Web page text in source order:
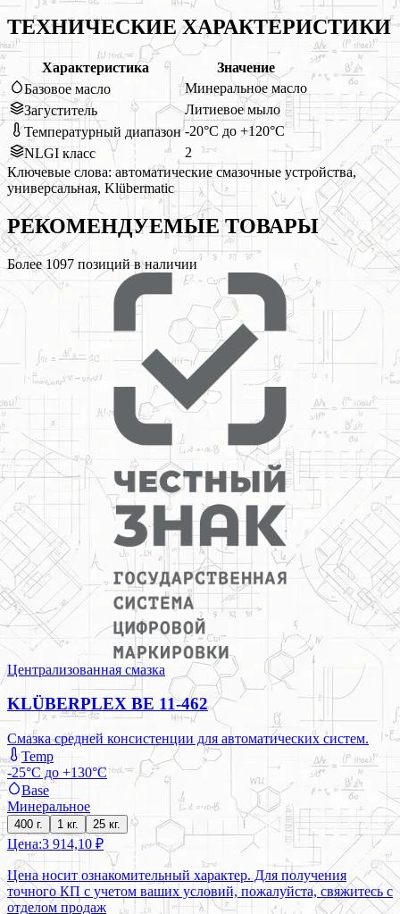
ТЕХНИЧЕСКИЕ ХАРАКТЕРИСТИКИ
Характеристика
Значение
Базовое масло
Минеральное масло
Загуститель
Литиевое мыло
Температурный диапазон -20°C до +120°C
NLGI класс
2
Ключевые слова: автоматические смазочные устройства,
универсальная, Klübermatic
РЕКОМЕНДУЕМЫЕ ТОВАРЫ
Более1097 позиций в наличии
Централизованная смазка
KLÜBERPLEX BE 11-462
Смазка средней консистенции для автоматических систем.
Temp
-25°C до +130°C
Base
Минеральное
400 г. 1 кг. 25 кг.
Цена:3 914,10 ₽
Цена носит ознакомительный характер. Для получения
точного КП с учетом ваших условий, пожалуйста, свяжитесь с
отделом продаж